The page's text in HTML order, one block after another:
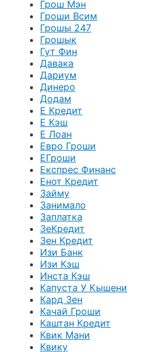
Грош Мэн
Гроши Всим
Грошы 247
Грошык
Гут Фин
Давака
Дариум
Динеро
Додам
Е Кредит
Е Кэш
Е Лоан
Евро Гроши
ЕГроши
Експрес Финанс
Енот Кредит
Займу
Занимало
Заплатка
ЗеКредит
Зен Кредит
Изи Банк
Изи Кэш
Инста Кэш
Капуста У Кышени
Кард Зен
Качай Гроши
Каштан Кредит
Квик Мани
Квику